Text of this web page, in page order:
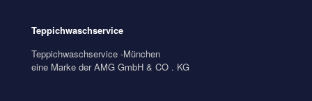
Teppichwaschservice
Teppichwaschservice -München
eine Marke der AMG GmbH & CO . KG